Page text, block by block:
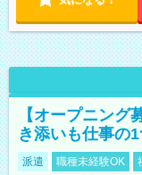
【オープニング
き添いも仕事の
派遣 職種未経験OK